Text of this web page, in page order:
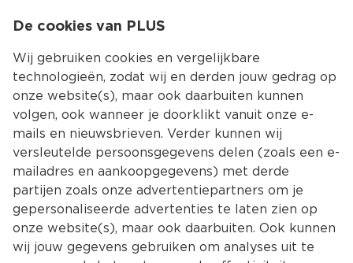
Kies jouw
Terug Producten
De cookies van PLUS
Wij gebruiken cookies en vergelijkbare
technologieën, zodat wij en derden jouw gedrag op
onze website(s), maar ook daarbuiten kunnen
volgen, ook wanneer je doorklikt vanuit onze e-
mails en nieuwsbrieven. Verder kunnen wij
versleutelde persoonsgegevens delen (zoals een e-
mailadres en aankoopgegevens) met derde
partijen zoals onze advertentiepartners om je
gepersonaliseerde advertenties te laten zien op
onze website(s), maar ook daarbuiten. Ook kunnen
wij jouw gegevens gebruiken om analyses uit te